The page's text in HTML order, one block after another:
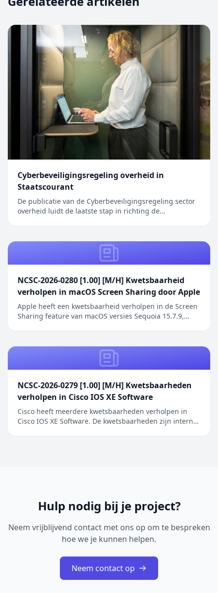
Cyberbeveiligingsregeling overheid in
Staatscourant
De publicatie van de Cyberbeveiligingsregeling sector
overheid luidt de laatste stap in richting de
Staatscourant verscheen eerst op Digitale Overheid.
NCSC-2026-0280 [1.00] [M/H] Kwetsbaarheid
verholpen in macOS Screen Sharing door Apple
Apple heeft een kwetsbaarheid verholpen in de Screen
Sharing feature van macOS versies Sequoia 15.7.9,
Sharing functionaliteit waarbij netwerkaanvallers
toegang kunnen verkrijgen zonder geldige
NCSC-2026-0279 [1.00] [M/H] Kwetsbaarheden
verholpen in Cisco IOS XE Software
Cisco heeft meerdere kwetsbaarheden verholpen in
Cisco IOS XE Software. De kwetsbaarheden zijn intern
Hulp nodig bij je project?
Neem vrijblijvend contact met ons op om te bespreken
hoe we je kunnen helpen.
Neem contact op